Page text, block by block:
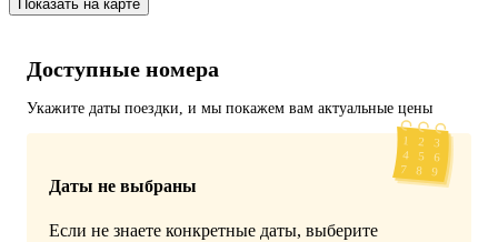
Показать на карте
Доступные номера
Укажите даты поездки, и мы покажем вам актуальные цены
Даты не выбраны
Если не знаете конкретные даты, выберите